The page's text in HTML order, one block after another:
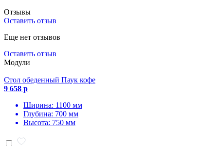
Отзывы
Оставить отзыв
Еще нет отзывов
Оставить отзыв
Модули
Стол обеденный Паук кофе
9 658 р
Ширина: 1100 мм
Глубина: 700 мм
Высота: 750 мм